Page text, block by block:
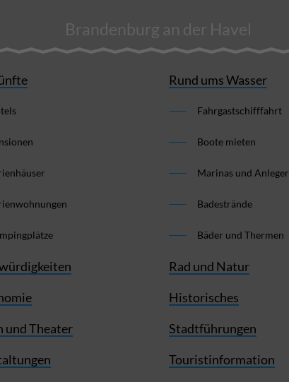
Brandenburg an der Havel
und Theater
Rund ums Wasser
Fahrgastschifffahrt
Boote mieten
Marinas und Anleger
Badestrände
Bäder und Thermen
Rad und Natur
Historisches
Stadtführungen
Touristinformation